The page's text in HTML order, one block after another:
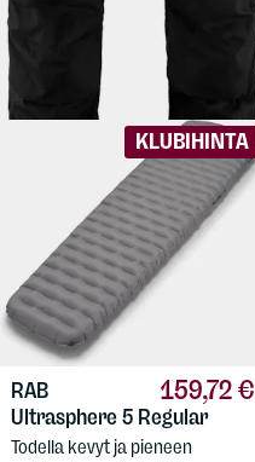
Miesten kestävät
vaellushousut. Kolme
lahjepituutta.
KLUBIHINTA
159,72 €
RAB
Ultrasphere 5 Regular
Todella kevyt ja pieneen